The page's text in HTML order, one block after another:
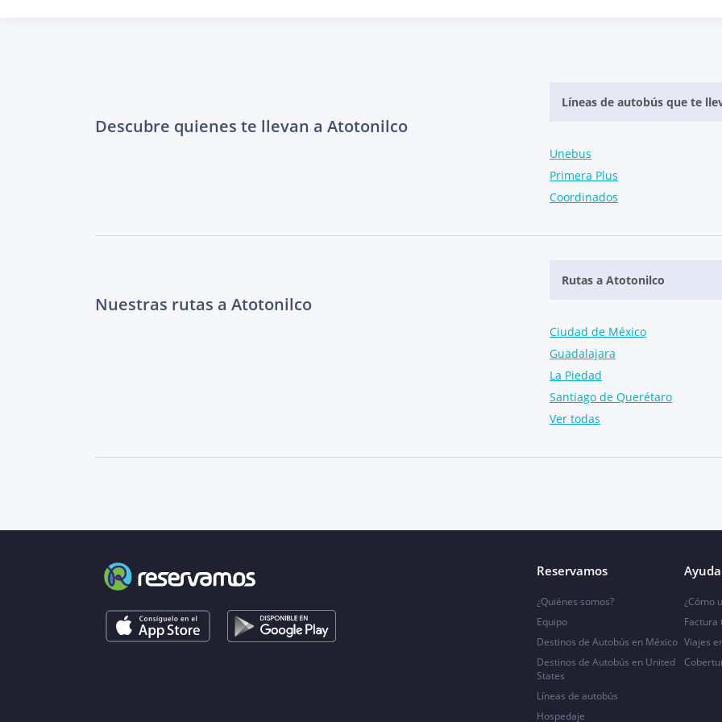
Descubre quienes te llevan a Atotonilco
Líneas de autobús que te
Unebus
Primera Plus
Coordinados
Nuestras rutas a Atotonilco
Rutas a Atotonilco
Ciudad de México
Guadalajara
La Piedad
Santiago de Querétaro
Ver todas
Reservamos
¿Quiénes somos?
Equipo
Destinos de Autobús en México
Destinos de Autobús en United
States
Líneas de autobús
Hospedaje
¿Cómo
Factura
Viajes